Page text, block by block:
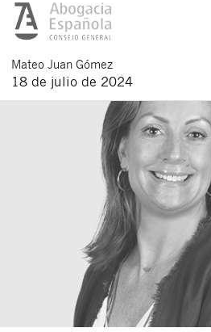
Mateo Juan Gómez
18 de julio de 2024